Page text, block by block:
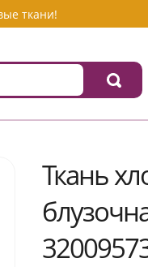
ткани!
Ткань